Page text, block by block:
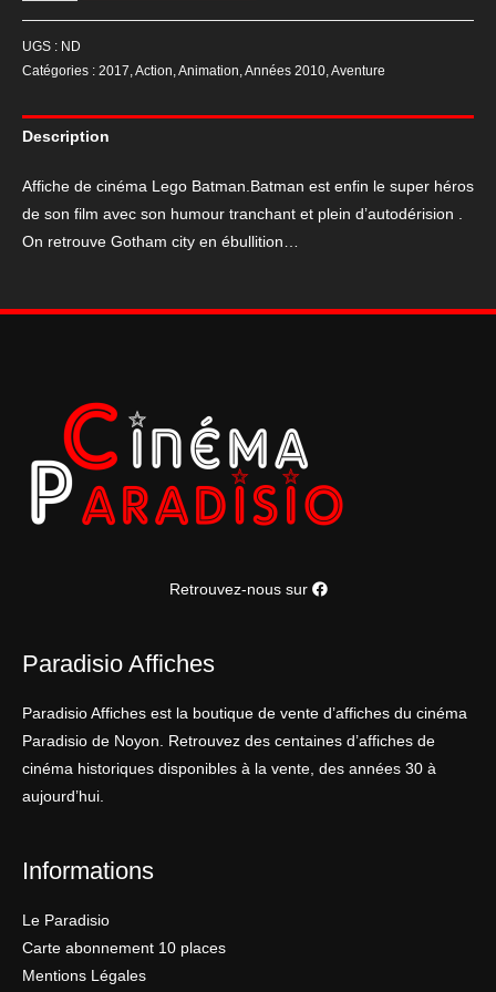
Lego
Batman
UGS : ND
Catégories : 2017,Action,Animation,Années 2010,Aventure
Description
Affiche de cinéma Lego Batman.Batman est enfin le super héros
de son film avec son humour tranchant et plein d’autodérision .
On retrouve Gotham city en ébullition…
Retrouvez-nous sur
Paradisio Affiches
Paradisio Affiches est la boutique de vente d’affiches du cinéma
Paradisio de Noyon. Retrouvez des centaines d’affiches de
cinéma historiques disponibles à la vente, des années 30 à
aujourd’hui.
Informations
Le Paradisio
Carte abonnement 10 places
Mentions Légales